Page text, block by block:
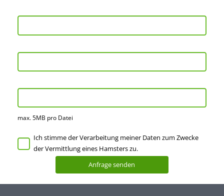
max. 5MB pro Datei
Ich stimme der Verarbeitung meiner Daten zum Zwecke
der Vermittlung eines Hamsters zu.